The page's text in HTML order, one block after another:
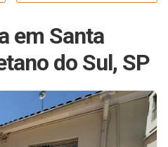
em Santa
do Sul, SP